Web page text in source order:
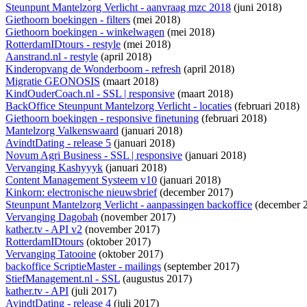
Steunpunt Mantelzorg Verlicht - aanvraag mzc 2018 (juni 2018)
Giethoorn boekingen - filters (mei 2018)
Giethoorn boekingen - winkelwagen (mei 2018)
RotterdamIDtours - restyle (mei 2018)
Aanstrand.nl - restyle (april 2018)
Kinderopvang de Wonderboom - refresh (april 2018)
Migratie GEONOSIS (maart 2018)
KindOuderCoach.nl - SSL | responsive (maart 2018)
BackOffice Steunpunt Mantelzorg Verlicht - locaties (februari 2018)
Giethoorn boekingen - responsive finetuning (februari 2018)
Mantelzorg Valkenswaard (januari 2018)
AvindtDating - release 5 (januari 2018)
Novum Agri Business - SSL | responsive (januari 2018)
Vervanging Kashyyyk (januari 2018)
Content Management Systeem v10 (januari 2018)
Kinkorn: electronische nieuwsbrief(december 2017)
Steunpunt Mantelzorg Verlicht - aanpassingen backoffice (december
Vervanging Dagobah (november 2017)
kather.tv - API v2 (november 2017)
RotterdamIDtours (oktober 2017)
Vervanging Tatooine (oktober 2017)
backoffice ScriptieMaster - mailings (september 2017)
StiefManagement.nl - SSL (augustus 2017)
kather.tv - API (juli 2017)
AvindtDating - release 4 (juli 2017)